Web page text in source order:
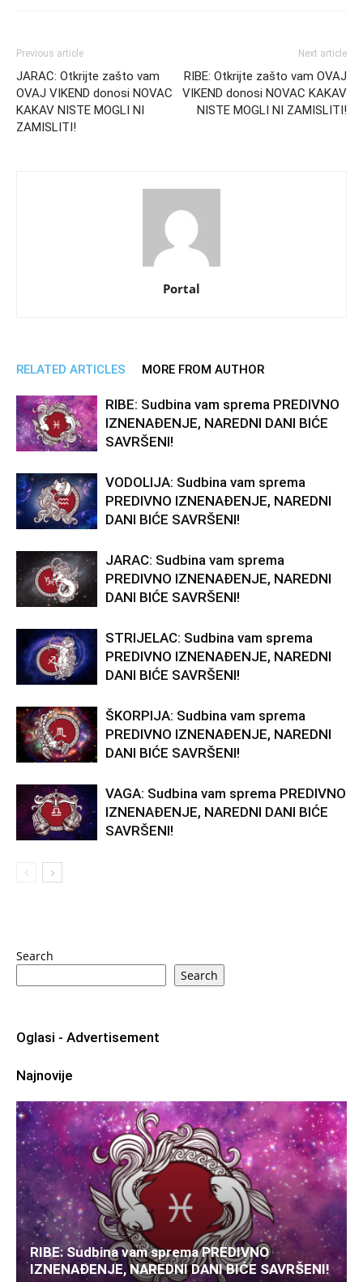
Previous article
JARAC: Otkrijte zašto vam
OVAJ VIKEND donosi NOVAC
KAKAV NISTE MOGLI NI
ZAMISLITI!
Next article
RIBE: Otkrijte zašto vam OVAJ
VIKEND donosi NOVAC KAKAV
NISTE MOGLI NI ZAMISLITI!
Portal
RELATED ARTICLES MORE FROM AUTHOR
RIBE: Sudbina vam sprema PREDIVNO
IZNENAĐENJE, NAREDNI DANI BIĆE
SAVRŠENI!
VODOLIJA: Sudbina vam sprema
PREDIVNO IZNENAĐENJE, NAREDNI
DANI BIĆE SAVRŠENI!
JARAC: Sudbina vam sprema
PREDIVNO IZNENAĐENJE, NAREDNI
DANI BIĆE SAVRŠENI!
STRIJELAC: Sudbina vam sprema
PREDIVNO IZNENAĐENJE, NAREDNI
DANI BIĆE SAVRŠENI!
ŠKORPIJA: Sudbina vam sprema
PREDIVNO IZNENAĐENJE, NAREDNI
DANI BIĆE SAVRŠENI!
VAGA: Sudbina vam sprema PREDIVNO
IZNENAĐENJE, NAREDNI DANI BIĆE
SAVRŠENI!
Search
Search
Oglasi - Advertisement
Najnovije
RIBE: Sudbina vam sprema PREDIVNO
IZNENAĐENJE, NAREDNI DANI BIĆE SAVRŠENI!